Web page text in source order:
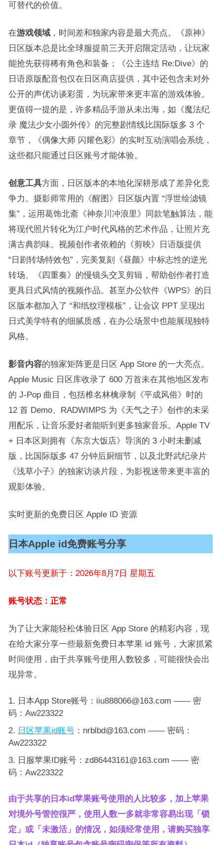
可替代的价值。​
在游戏领域，时间差和独家内容是最大亮点。《原神》
日区版本总是比全球服提前三天开启限定活动，让玩家
能抢先获得稀有角色和装备；《公主连结 Re:Dive》的
日语原版配音包仅在日区商店提供，其中还包含未对外
公开的声优访谈彩蛋，为玩家带来更丰富的游戏体验。
更值得一提的是，许多精品手游从未出海，如《魔法纪
录 魔法少女小圆外传》的完整剧情线比国际版多 3 个
章节，《偶像大师 闪耀色彩》的实时互动演唱会系统，
这些都只能通过日区账号才能体验。​
创意工具方面，日区版本的本地化深耕形成了差异化竞
争力。摄影师常用的《醒图》日区版内置 “浮世绘滤镜
集”，运用葛饰北斋《神奈川冲浪里》同款笔触算法，能
将现代照片转化为江户时代风格的艺术作品，让照片充
满古典韵味。视频创作者依赖的《剪映》日语版提供
“日剧转场特效包”，完美复刻《昼颜》中标志性的逆光
转场、《四重奏》的慢镜头交叉剪辑，帮助创作者打造
更具日式风情的视频作品。甚至办公软件《WPS》的日
区版本都加入了 “和纸纹理模板”，让会议 PPT 呈现出
日式美学特有的细腻质感，在办公场景中也能展现独特
风格。​
影音内容的独家矩阵更是日区 App Store 的一大亮点。
Apple Music 日区库收录了 600 万首未在其他地区发布
的 J-Pop 曲目，包括椎名林檎录制《平成风俗》时的
12 首 Demo、RADWIMPS 为《天气之子》创作的未采
用配乐，让音乐爱好者能听到更多独家音乐。Apple TV
+ 日本区则拥有《东京大饭店》导演的 3 小时未删减
版，比国际版多 47 分钟后厨细节，以及北野武纪录片
《浅草小子》的独家访谈片段，为影视迷带来更丰富的
观影体验。​
实时更新的免费日区 Apple ID 资源​
日本Apple id免费账号分享​
以下账号更新于：2026年8月7日 星期五
账号状态：正常
为了让大家能轻松体验日区 App Store 的精彩内容，现
在给大家分享一些最新免费日本苹果 id 账号，大家抓紧
时间使用，由于共享账号使用人数较多，可能很快会出
现异常。​
日本App Store账号：iiu888066@163.com —— 密
码：Aw223322
日区苹果id账号：nrblbd@163.com —— 密码：
Aw223322
日服苹果ID账号：zd86443161@163.com —— 密
码：Aw223322
由于共享的日本id苹果账号使用的人比较多，加上苹果
对境外号管控很严，使用人数一多就非常容易出现「锁
定」或「未激活」的情况，如须经常使用，请购买独享